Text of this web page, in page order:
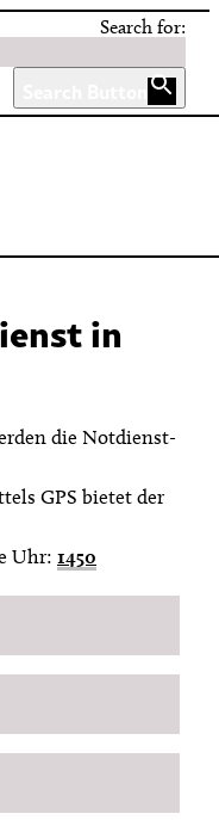
Search for:
in
die Notdienst-
GPS bietet der
Uhr: 1450